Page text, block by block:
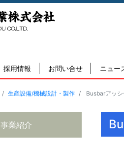
採用情報 お問い合せ ニュー
生産設備/機械設計・製作 Busbarアッ
事業紹介